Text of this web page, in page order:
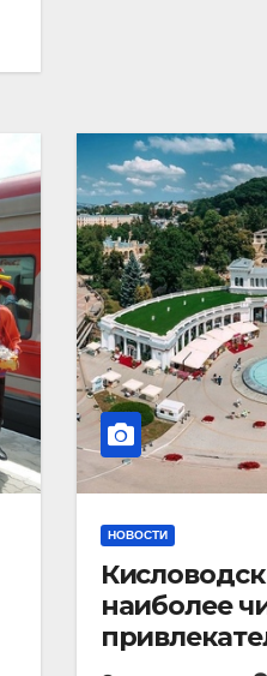
НОВОСТИ
наиболее
курортным